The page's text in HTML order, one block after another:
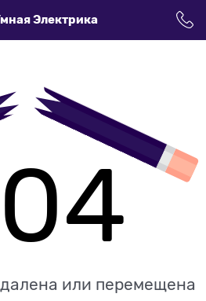
Электрика
или перемещена